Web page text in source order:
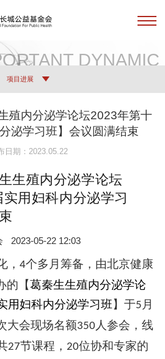
DYNAMIC
项目进展
殖内分泌学论坛2023年第十
泌学习班】会议圆满结束
日期：2023.05.22
生殖内分泌学论坛
用妇科内分泌学习
2023-05-22 12:03
，4个多月筹备，由北京健康
的【葛秦生生殖内分泌学论
用妇科内分泌学习班】于5 月
大会现场名额350 人参会，线
27节课程， 20位协和专家的